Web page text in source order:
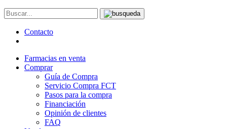
Contacto
Farmacias en venta
Comprar
Guía de Compra
Servicio Compra FCT
Pasos para la compra
Financiación
Opinión de clientes
FAQ